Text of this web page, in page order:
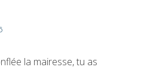
la mairesse, tu as